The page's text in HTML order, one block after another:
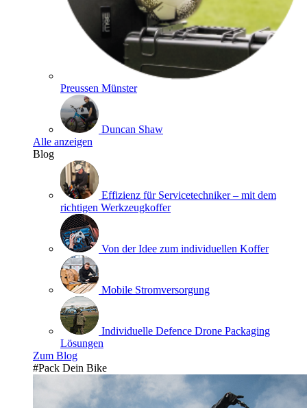
Preussen Münster
Duncan Shaw
Alle anzeigen
Blog
Effizienz für Servicetechniker – mit dem
richtigen Werkzeugkoffer
Von der Idee zum individuellen Koffer
Mobile Stromversorgung
Individuelle Defence Drone Packaging
Lösungen
Zum Blog
#Pack Dein Bike